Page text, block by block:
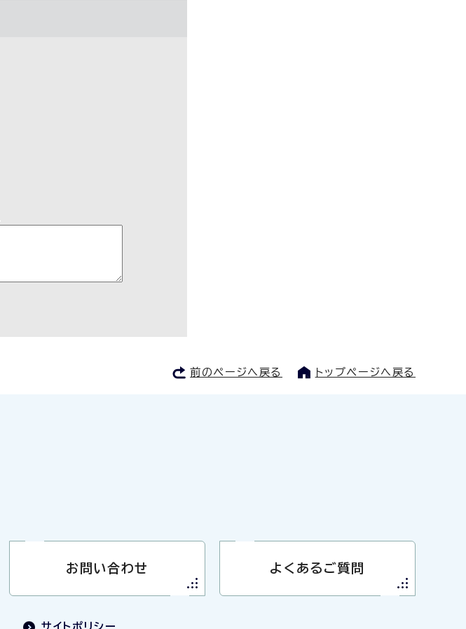
前のページへ戻る トップページへ戻る
お問い合わせ よくあるご質問
サイトポリシー